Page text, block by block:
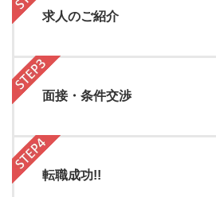
求人のご紹介
面接・条件交渉
転職成功!!